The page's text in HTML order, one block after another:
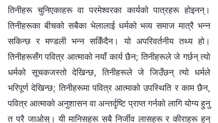
तिनीहरू चुनिएकाहरू वा परमेश्‍वरका कार्यको पात्रहरू होइनन्।
तिनीहरूका बीचको सबैका भेलालाई धर्मको भव्य समाज मात्रै भन्‍न
सकिन्छ र मण्डली भन्‍न सकिँदैन। यो अपरिवर्तनीय तथ्य हो।
तिनीहरूसँग पवित्र आत्माको नयाँ कार्य छैन; तिनीहरूले जे गर्छन् त्यो
धर्मको सूचकजस्तो देखिन्छ, तिनीहरूले जे जिउँछन् त्यो धर्मले
भरिपूर्ण देखिन्छ; तिनीहरूमा पवित्र आत्‍माको उपस्थिति र काम छैन,
पवित्र आत्‍माको अनुशासन वा अन्तर्दृष्टि प्राप्त गर्नको लागि योग्य हुनु
त परै जाओस्। यी मानिसहरू सबै निर्जीव लासहरू र कीराहरू हुन्